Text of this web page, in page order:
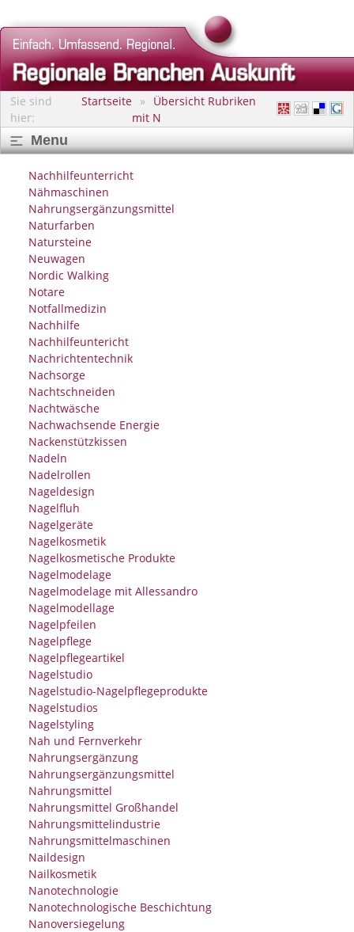
Sie sind
hier:
Startseite
Übersicht Rubriken
mit N
Menu
Nachhilfeunterricht
Nähmaschinen
Nahrungsergänzungsmittel
Naturfarben
Natursteine
Neuwagen
Nordic Walking
Notare
Notfallmedizin
Nachhilfe
Nachhilfeuntericht
Nachrichtentechnik
Nachsorge
Nachtschneiden
Nachtwäsche
Nachwachsende Energie
Nackenstützkissen
Nadeln
Nadelrollen
Nageldesign
Nagelfluh
Nagelgeräte
Nagelkosmetik
Nagelkosmetische Produkte
Nagelmodelage
Nagelmodelage mit Allessandro
Nagelmodellage
Nagelpfeilen
Nagelpflege
Nagelpflegeartikel
Nagelstudio
Nagelstudio-Nagelpflegeprodukte
Nagelstudios
Nagelstyling
Nah und Fernverkehr
Nahrungsergänzung
Nahrungsergänzungsmittel
Nahrungsmittel
Nahrungsmittel Großhandel
Nahrungsmittelindustrie
Nahrungsmittelmaschinen
Naildesign
Nailkosmetik
Nanotechnologie
Nanotechnologische Beschichtung
Nanoversiegelung